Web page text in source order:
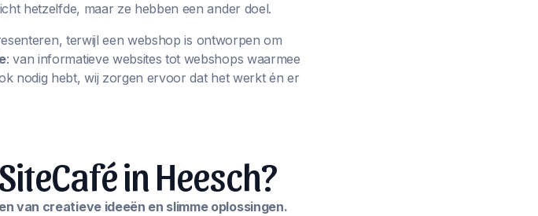
hetzelfde, maar ze hebben een ander doel.
terwijl een webshop is ontworpen om
: van informatieve websites tot webshops waarmee
nodig hebt, wij zorgen ervoor dat het werkt én er
in Heesch?
van creatieve ideeën en slimme oplossingen.